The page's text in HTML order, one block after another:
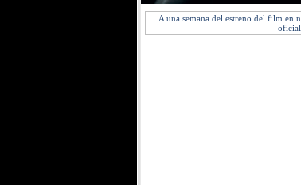
A una semana del estreno del film en